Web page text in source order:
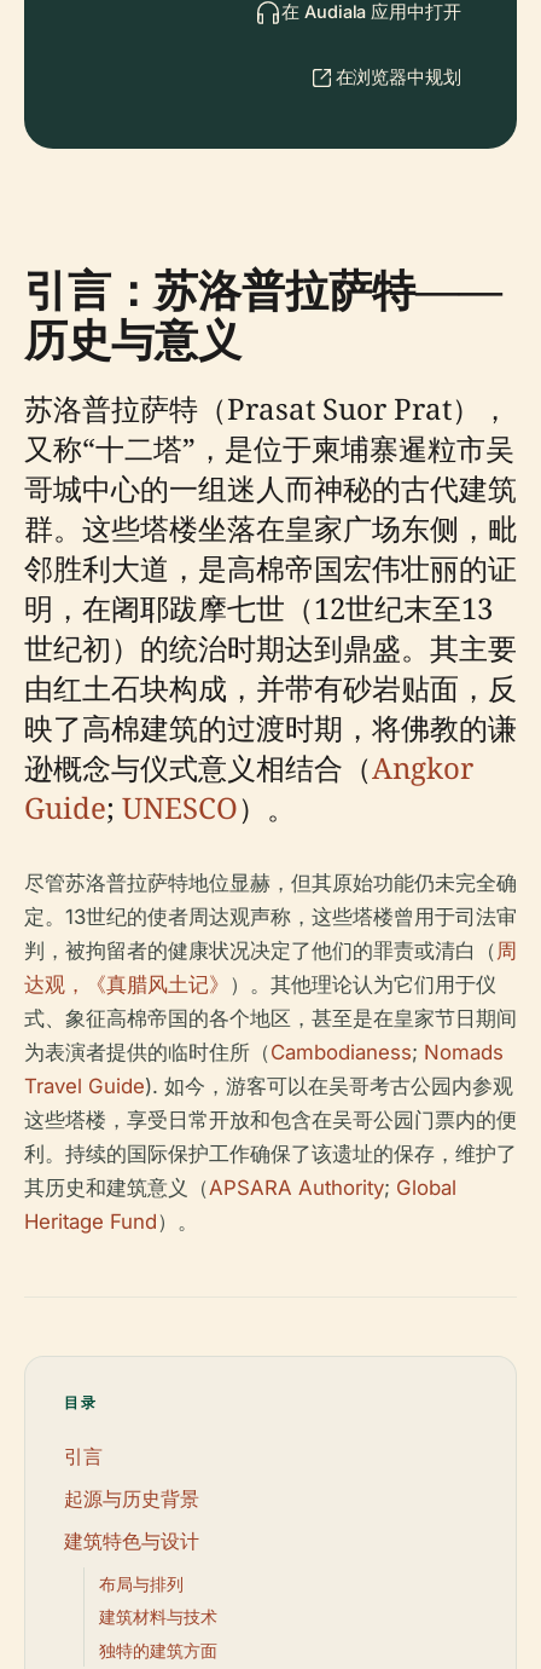
在 Audiala 应用中打开
在浏览器中规划
引言：苏洛普拉萨特——
历史与意义
苏洛普拉萨特（Prasat Suor Prat），
又称“十二塔”，是位于柬埔寨暹粒市吴
哥城中心的一组迷人而神秘的古代建筑
群。这些塔楼坐落在皇家广场东侧，毗
邻胜利大道，是高棉帝国宏伟壮丽的证
明，在阇耶跋摩七世（12世纪末至13
世纪初）的统治时期达到鼎盛。其主要
由红土石块构成，并带有砂岩贴面，反
映了高棉建筑的过渡时期，将佛教的谦
逊概念与仪式意义相结合（Angkor
Guide; UNESCO）。
尽管苏洛普拉萨特地位显赫，但其原始功能仍未完全确
定。13世纪的使者周达观声称，这些塔楼曾用于司法审
判，被拘留者的健康状况决定了他们的罪责或清白（ 周
达观，《真腊风土记》 ）。其他理论认为它们用于仪
式、象征高棉帝国的各个地区，甚至是在皇家节日期间
为表演者提供的临时住所（Cambodianess; Nomads
Travel Guide). 如今，游客可以在吴哥考古公园内参观
这些塔楼，享受日常开放和包含在吴哥公园门票内的便
利。持续的国际保护工作确保了该遗址的保存，维护了
其历史和建筑意义（APSARA Authority; Global
Heritage Fund）。
目录
引言
起源与历史背景
建筑特色与设计
布局与排列
建筑材料与技术
独特的建筑方面